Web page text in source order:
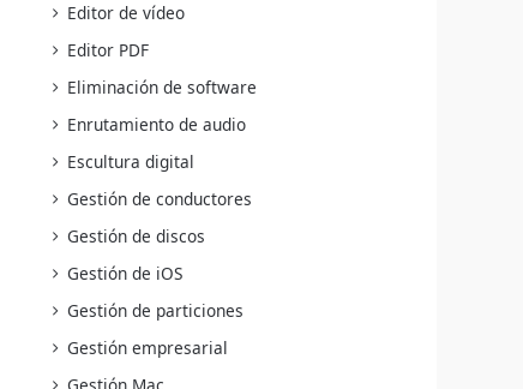
Editor de vídeo
Editor PDF
Eliminación de software
Enrutamiento de audio
Escultura digital
Gestión de conductores
Gestión de discos
Gestión de iOS
Gestión de particiones
Gestión empresarial